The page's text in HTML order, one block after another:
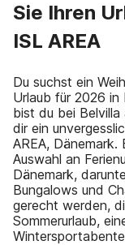
Sie Ihren
ISL AREA
Du suchst ein
Urlaub für 2026 in
bist du bei
dir ein
AREA,
Auswahl an
Dänemark,
Bungalows und
gerecht werden,
Sommerurlaub,